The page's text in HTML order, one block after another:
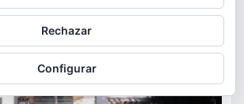
Rechazar
Configurar
incluido cómo gestionar las cookies,